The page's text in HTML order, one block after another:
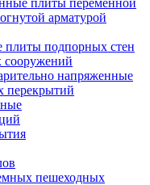
плиты переменной
арматурой
плиты подпорных стен
сооружений
напряженные
перекрытий
пешеходных